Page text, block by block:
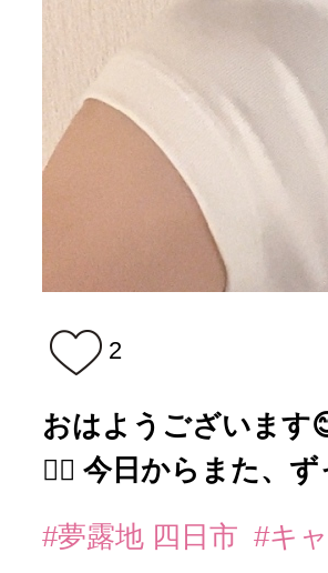
2
おはようございます
🙇‍♂️ 今日からまた、
#夢露地 四日市 #キ